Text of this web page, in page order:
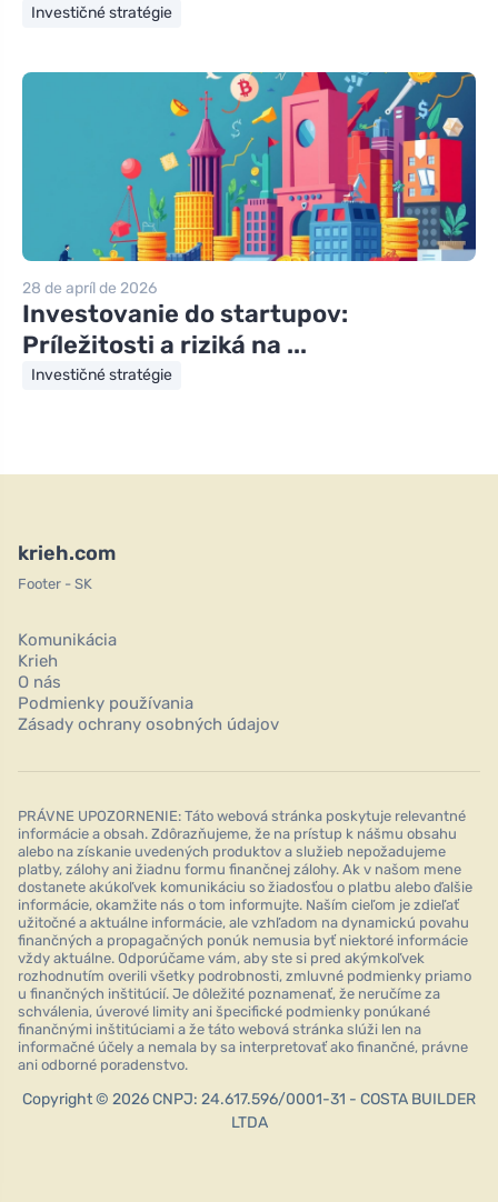
Investičné stratégie
28 de apríl de 2026
Investovanie do startupov:
Príležitosti a riziká na ...
Investičné stratégie
krieh.com
Footer - SK
Komunikácia
Krieh
O nás
Podmienky používania
Zásady ochrany osobných údajov
PRÁVNE UPOZORNENIE: Táto webová stránka poskytuje relevantné
informácie a obsah. Zdôrazňujeme, že na prístup k nášmu obsahu
alebo na získanie uvedených produktov a služieb nepožadujeme
platby, zálohy ani žiadnu formu finančnej zálohy. Ak v našom mene
dostanete akúkoľvek komunikáciu so žiadosťou o platbu alebo ďalšie
informácie, okamžite nás o tom informujte. Naším cieľom je zdieľať
užitočné a aktuálne informácie, ale vzhľadom na dynamickú povahu
finančných a propagačných ponúk nemusia byť niektoré informácie
vždy aktuálne. Odporúčame vám, aby ste si pred akýmkoľvek
rozhodnutím overili všetky podrobnosti, zmluvné podmienky priamo
u finančných inštitúcií. Je dôležité poznamenať, že neručíme za
schválenia, úverové limity ani špecifické podmienky ponúkané
finančnými inštitúciami a že táto webová stránka slúži len na
informačné účely a nemala by sa interpretovať ako finančné, právne
ani odborné poradenstvo.
Copyright © 2026 CNPJ: 24.617.596/0001-31 - COSTA BUILDER
LTDA